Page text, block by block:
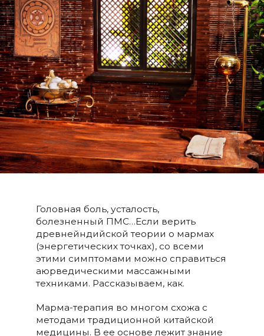
Головная боль, усталость,
болезненный ПМС…Если верить
древнейндийской теории о мармах
(энергетических точках), со всеми
этими симптомами можно справиться
аюрведическими массажными
техниками. Рассказываем, как.
Марма-терапия во многом схожа с
методами традиционной китайской
медицины. В ее основе лежит знание